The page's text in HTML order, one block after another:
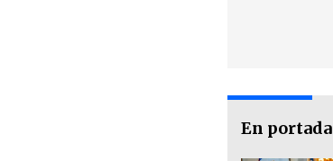
En portada